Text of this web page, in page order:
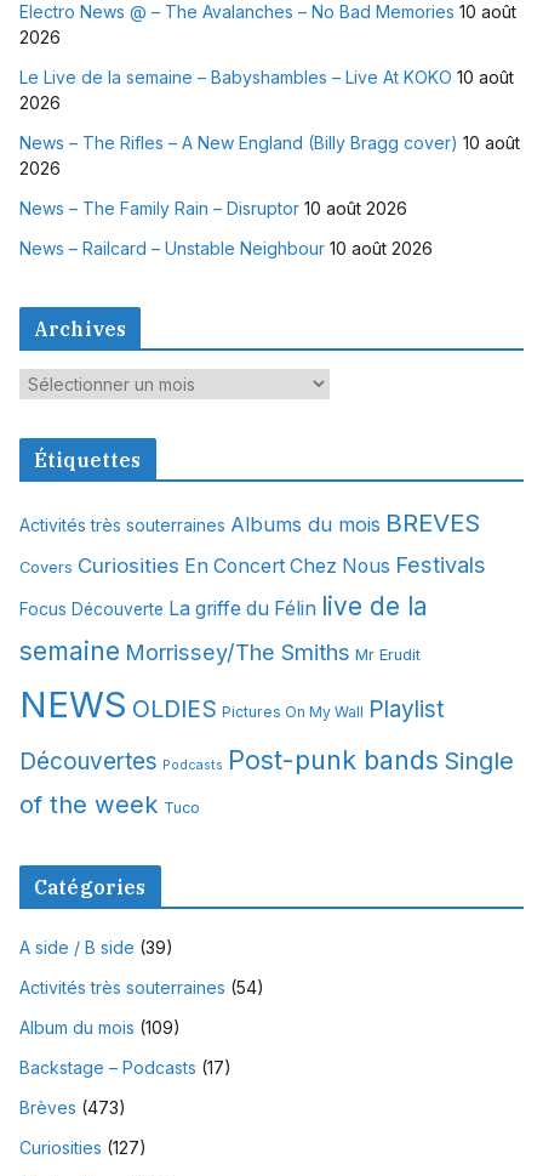
Electro News @ – The Avalanches – No Bad Memories 10 août
2026
Le Live de la semaine – Babyshambles – Live At KOKO 10 août
2026
News – The Rifles – A New England (Billy Bragg cover) 10 août
2026
News – The Family Rain – Disruptor 10 août 2026
News – Railcard – Unstable Neighbour 10 août 2026
Archives
A
c
v
e
Étiquettes
Activités très souterraines Albums du mois BREVES
Covers Curiosities En Concert Chez Nous Festivals
Focus Découverte La griffe du Félin live de la
semaine Morrissey/The Smiths Mr Erudit
NEWS OLDIES Pictures On My Wall Playlist
Découvertes Podcasts Post-punk bands Single
of the week Tuco
Catégories
A side / B side (39)
Activités très souterraines (54)
Album du mois (109)
Backstage – Podcasts (17)
Brèves (473)
Curiosities (127)